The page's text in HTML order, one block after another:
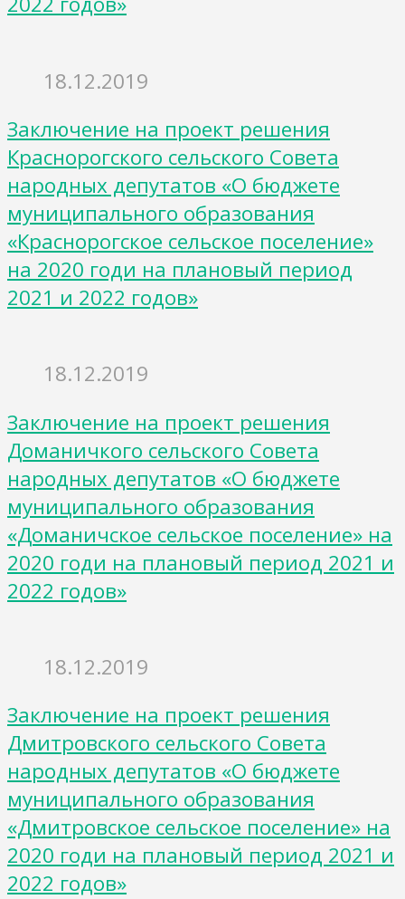
18.12.2019
Заключение на проект решения
Краснорогского сельского Совета
народных депутатов «О бюджете
муниципального образования
«Краснорогское сельское поселение»
на 2020 годи на плановый период
2021 и 2022 годов»
18.12.2019
Заключение на проект решения
Доманичкого сельского Совета
народных депутатов «О бюджете
муниципального образования
«Доманичское сельское поселение» на
2020 годи на плановый период 2021 и
2022 годов»
18.12.2019
Заключение на проект решения
Дмитровского сельского Совета
народных депутатов «О бюджете
муниципального образования
«Дмитровское сельское поселение» на
2020 годи на плановый период 2021 и
2022 годов»